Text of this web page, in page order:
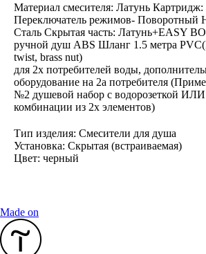
Материал смесителя: Латунь
Переключатель режимов- Поворотный
Сталь Скрытая часть: Латунь+EASY
ручной душ ABS Шланг 1.5 метра
twist, brass nut)
для 2х потребителей воды,
оборудование на 2а потребителя
№2 душевой набор с водорозеткой ИЛИ
комбинации из 2х элементов)
Тип изделия: Смесители для душа
Установка: Скрытая (встраиваемая)
Цвет: черный
Made on